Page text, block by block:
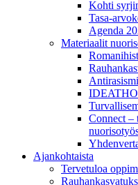
Kohti
Tasa-
Agenda
Materiaalit
Connect –
Ajankohtaista
Tervetuloa